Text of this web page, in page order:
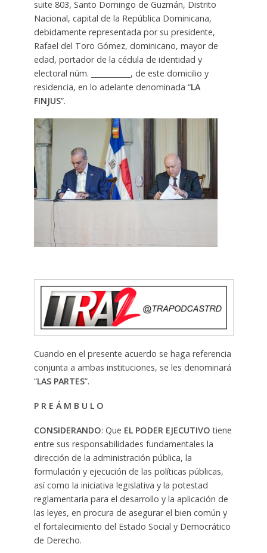
suite 803, Santo Domingo de Guzmán, Distrito
Nacional, capital de la República Dominicana,
debidamente representada por su presidente,
Rafael del Toro Gómez, dominicano, mayor de
edad, portador de la cédula de identidad y
electoral núm. ___________, de este domicilio y
residencia, en lo adelante denominada “LA
FINJUS”.
Cuando en el presente acuerdo se haga referencia
conjunta a ambas instituciones, se les denominará
“LAS PARTES”.
P R E Á M B U L O
CONSIDERANDO: Que EL PODER EJECUTIVO tiene
entre sus responsabilidades fundamentales la
dirección de la administración pública, la
formulación y ejecución de las políticas públicas,
así como la iniciativa legislativa y la potestad
reglamentaria para el desarrollo y la aplicación de
las leyes, en procura de asegurar el bien común y
el fortalecimiento del Estado Social y Democrático
de Derecho.